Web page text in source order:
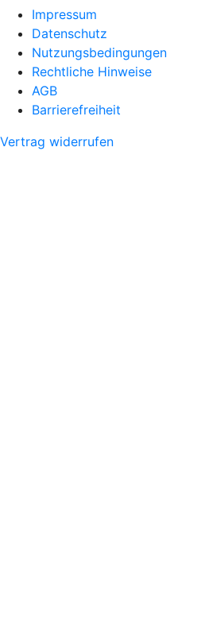
Impressum
Datenschutz
Nutzungsbedingungen
Rechtliche Hinweise
AGB
Barrierefreiheit
Vertrag widerrufen